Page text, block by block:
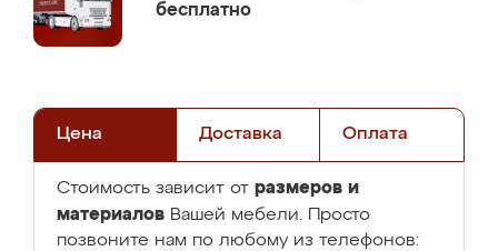
бесплатно
Цена Доставка Оплата
Стоимость зависит от размеров и
материалов Вашей мебели. Просто
позвоните нам по любому из телефонов: